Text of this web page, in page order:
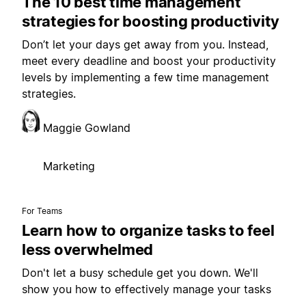
strategies for boosting productivity
Don’t let your days get away from you. Instead,
meet every deadline and boost your productivity
levels by implementing a few time management
strategies.
Maggie Gowland
Marketing
For Teams
Learn how to organize tasks to feel
less overwhelmed
Don't let a busy schedule get you down. We'll
show you how to effectively manage your tasks